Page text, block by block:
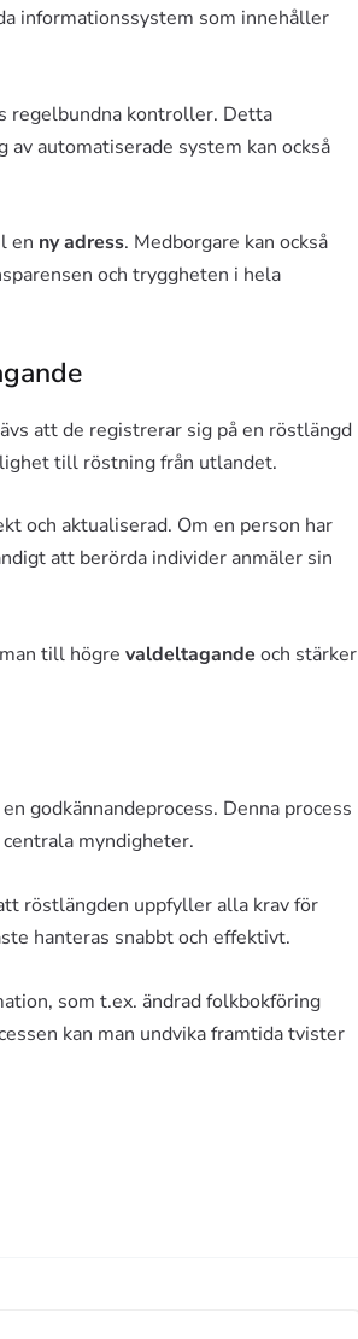
informationssystem som innehåller
regelbundna kontroller. Detta
automatiserade system kan också
en ny adress. Medborgare kan också
och tryggheten i hela
att de registrerar sig på en röstlängd
till röstning från utlandet.
och aktualiserad. Om en person har
att berörda individer anmäler sin
till högre valdeltagande och stärker
godkännandeprocess. Denna process
myndigheter.
röstlängden uppfyller alla krav för
hanteras snabbt och effektivt.
som t.ex. ändrad folkbokföring
kan man undvika framtida tvister